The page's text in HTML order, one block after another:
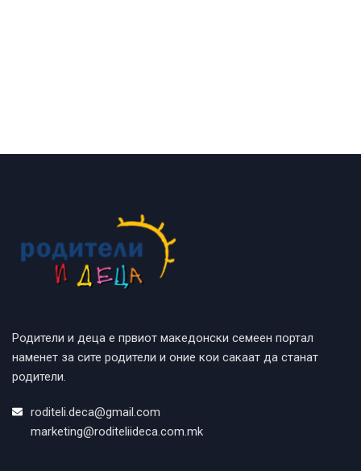
Родители и деца е првиот македонски семеен портал
наменет за сите родители и оние кои сакаат да станат
родители.
roditeli.deca@gmail.com
marketing@roditeliideca.com.mk